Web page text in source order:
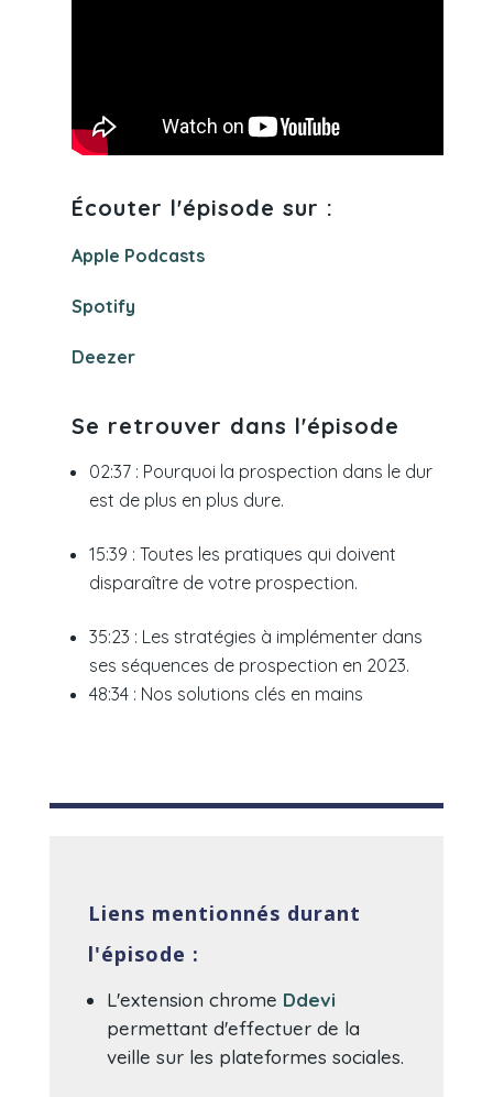
Écouter l'épisode sur :
Apple Podcasts
Spotify
Deezer
Se retrouver dans l'épisode
02:37 : Pourquoi la prospection dans le dur
est de plus en plus dure.
15:39 : Toutes les pratiques qui doivent
disparaître de votre prospection.
35:23 : Les stratégies à implémenter dans
ses séquences de prospection en 2023.
48:34 : Nos solutions clés en mains
Liens mentionnés durant
l'épisode :
L'extension chrome Ddevi
permettant d'effectuer de la
veille sur les plateformes sociales.